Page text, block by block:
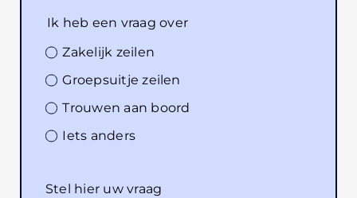
Ik heb een vraag over
Zakelijk zeilen
Groepsuitje zeilen
Trouwen aan boord
Iets anders
Stel hier uw vraag